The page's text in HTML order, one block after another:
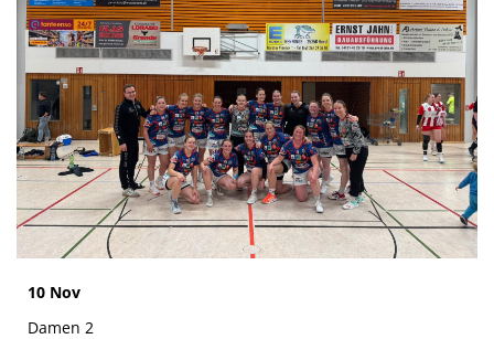
Die SpecialHaie
Teams
Trainer
ALLE SPIELE
HAIE TV
NEWSLETTER
DIE HAIE I Intern
10 Nov
Damen 2